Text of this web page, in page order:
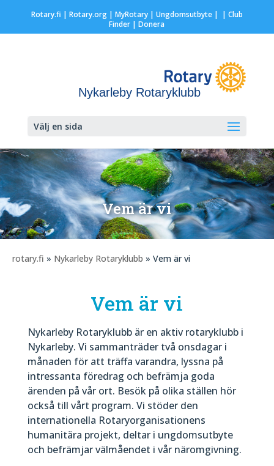
Rotary.fi | Rotary.org| MyRotary | Ungdomsutbyte| | Club
Finder | Donera
Nykarleby Rotaryklubb
Välj en sida
Vem är vi
rotary.fi » Nykarleby Rotaryklubb » Vem är vi
Vem är vi
Nykarleby Rotaryklubb är en aktiv rotaryklubb i
Nykarleby. Vi sammanträder två onsdagar i
månaden för att träffa varandra, lyssna på
intressanta föredrag och befrämja goda
ärenden på vår ort. Besök på olika ställen hör
också till vårt program. Vi stöder den
internationella Rotaryorganisationens
humanitära projekt, deltar i ungdomsutbyte
och befrämjar välmåendet i vår näromgivning.